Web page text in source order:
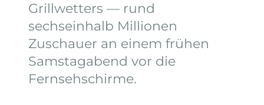
Grillwetters — rund
sechseinhalb Millionen
Zuschauer an einem frühen
Samstagabend vor die
Fernsehschirme.